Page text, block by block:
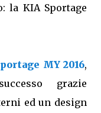
la KIA Sportage
MY 2016,
grazie
ed un design